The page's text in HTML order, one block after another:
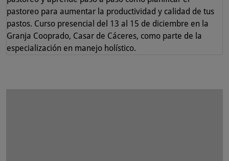
pastoreo para aumentar la productividad y calidad de tus
pastos. Curso presencial del 13 al 15 de diciembre en la
Granja Cooprado, Casar de Cáceres, como parte de la
especialización en manejo holístico.